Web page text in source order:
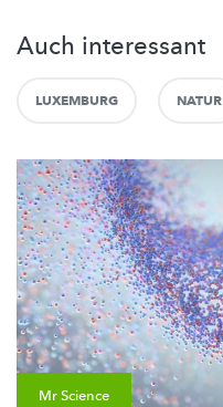
Auch interessant
LUXEMBURG NATUR
Mr Science